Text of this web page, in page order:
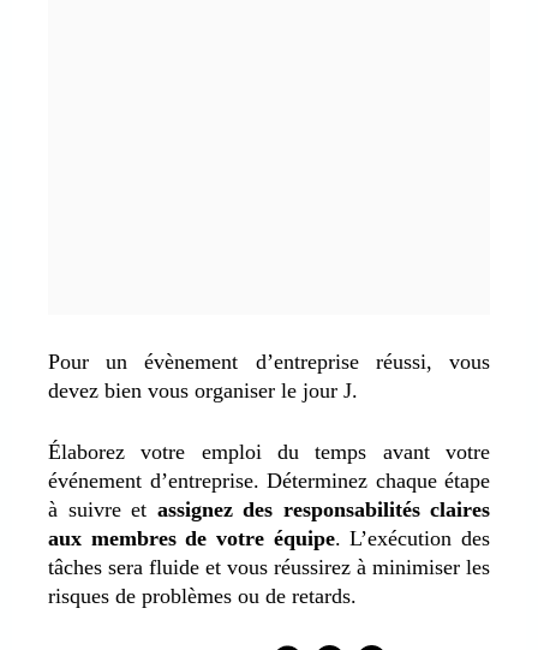
Pour un évènement d’entreprise réussi, vous
devez bien vous organiser le jour J.
Élaborez votre emploi du temps avant votre
événement d’entreprise. Déterminez chaque étape
à suivre et assignez des responsabilités claires
aux membres de votre équipe. L’exécution des
tâches sera fluide et vous réussirez à minimiser les
risques de problèmes ou de retards.